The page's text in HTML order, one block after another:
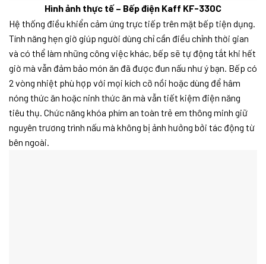
Hình ảnh thực tế – Bếp điện Kaff KF-330C
Hệ thống điều khiển cảm ứng trực tiếp trên mặt bếp tiện dụng.
Tính năng hẹn giờ giúp người dùng chỉ cần điều chỉnh thời gian
và có thể làm những công việc khác, bếp sẽ tự động tắt khi hết
giờ mà vẫn đảm bảo món ăn đã được đun nấu như ý bạn. Bếp có
2 vòng nhiệt phù hợp với mọi kích cỡ nồi hoặc dùng để hâm
nóng thức ăn hoặc ninh thức ăn mà vẫn tiết kiệm điện năng
tiêu thụ. Chức năng khóa phím an toàn trẻ em thông minh giữ
nguyên trương trình nấu mà không bị ảnh hưởng bởi tác động từ
bên ngoài.